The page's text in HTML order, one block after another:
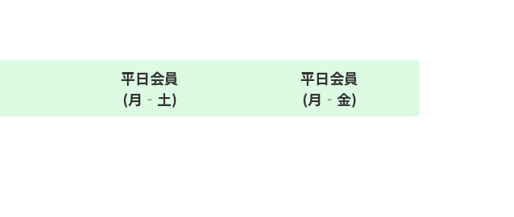
平日会員
(月‐土)
平日会員
(月‐金)